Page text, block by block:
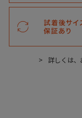
詳しくは、